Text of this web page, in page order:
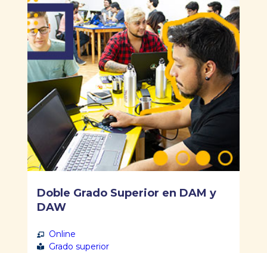
Doble Grado Superior en DAM y
DAW
Online
Grado superior